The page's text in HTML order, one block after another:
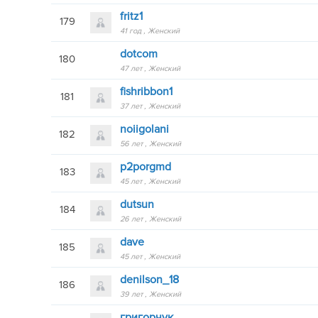
179 fritz1
41 год Женский
180 dotcom
47 лет Женский
181 fishribbon1
37 лет Женский
182 noiigolani
56 лет Женский
183 p2porgmd
45 лет Женский
184 dutsun
26 лет Женский
185 dave
45 лет Женский
186 denilson_18
39 лет Женский